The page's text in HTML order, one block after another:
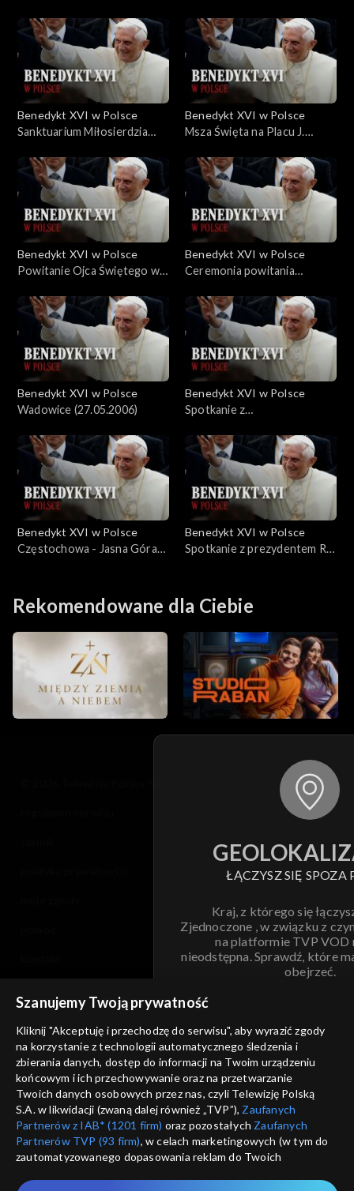
Benedykt XVI w Polsce
Sanktuarium Miłosierdzia
(27.05.2006)
Benedykt XVI w Polsce
Msza Święta na Placu J.
(26.05.2006)
Benedykt XVI w Polsce
Powitanie Ojca Świętego w
Benedykt XVI w Polsce
Ceremonia powitania
Benedykt XVI w Polsce
Wadowice (27.05.2006)
Benedykt XVI w Polsce
Spotkanie z
Rady Ekumenicznej
(25.05.2006)
Benedykt XVI w Polsce
Częstochowa - Jasna Góra
Benedykt XVI w Polsce
Spotkanie z prezydentem RP
Rekomendowane dla Ciebie
ŁĄCZYSZ SIĘ SPOZA
Kraj, z którego się
Zjednoczone , w związku z
na platformie TVP VOD
nieodstępna. Sprawdź, które
obejrzeć.
ANULUJ
informacje o dostawcy usług
Szanujemy Twoją prywatność
Kliknij "Akceptuję i przechodzę do serwisu", aby wyrazić zgody
na korzystanie z technologii automatycznego śledzenia i
zbierania danych, dostęp do informacji na Twoim urządzeniu
końcowym i ich przechowywanie oraz na przetwarzanie
Twoich danych osobowych przez nas, czyli Telewizję Polską
S.A. w likwidacji (zwaną dalej również „TVP”), Zaufanych
Partnerów z IAB* (1201 firm) oraz pozostałych Zaufanych
Partnerów TVP (93 firm), w celach marketingowych (w tym do
zautomatyzowanego dopasowania reklam do Twoich
które wskazujemy poniżej, a także zgody na udostępnianie